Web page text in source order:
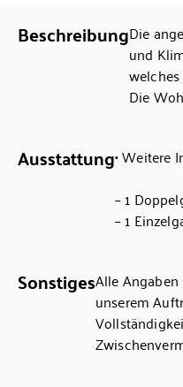
BeschreibungDie
und
Die
Die
• Große
Die
•
Helle
Ausstattung• Weitere
– 1
– 1
–
–
-
SonstigesAlle
unserem